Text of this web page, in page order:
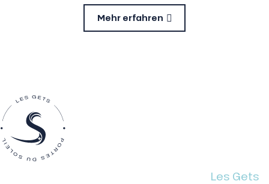
Mehr erfahren
Les Gets